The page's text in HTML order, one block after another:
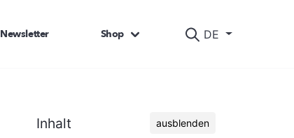
DE
Newsletter Shop
Inhalt ausblenden